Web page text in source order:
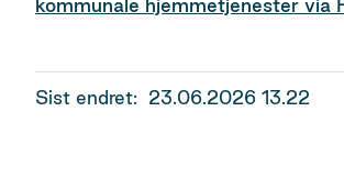
kommunale hjemmetjenester via
Sist endret 23.06.2026 13.22